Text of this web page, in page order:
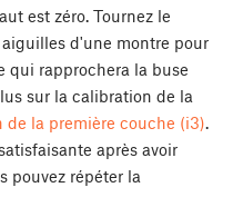
est zéro. Tournez le
d'une montre pour
qui rapprochera la buse
sur la calibration de la
de la première couche (i3).
après avoir
pouvez répéter la